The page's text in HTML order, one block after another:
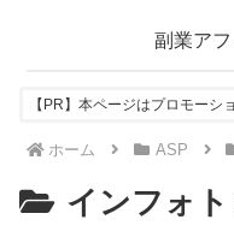
副業ア
【PR】本ページはプロモー
ホーム ASP
インフォ